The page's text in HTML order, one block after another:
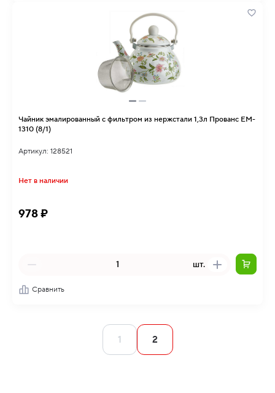
Чайник эмалированный с фильтром из нержстали 1,3л Прованс EM-
1310 (8/1)
Артикул: 128521
Нет в наличии
978 ₽
шт.
Сравнить
1 2